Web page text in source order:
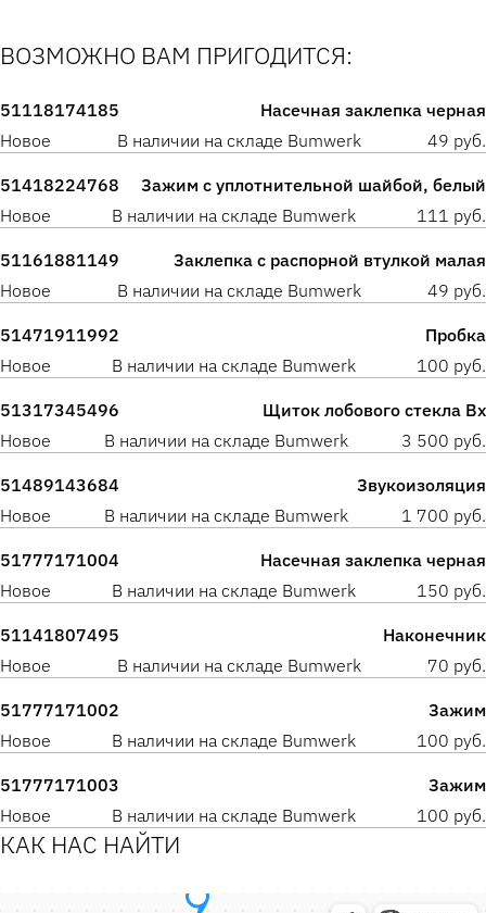
ВОЗМОЖНО ВАМ ПРИГОДИТСЯ:
51118174185
Насечная заклепка черная
Новое
В наличии на складе Bumwerk 49 руб.
51418224768
Зажим с уплотнительной шайбой, белый
Новое
В наличии на складе Bumwerk 111 руб.
51161881149
Заклепка с распорной втулкой малая
Новое
В наличии на складе Bumwerk 49 руб.
51471911992
Пробка
Новое
В наличии на складе Bumwerk 100 руб.
51317345496
Щиток лобового стекла Вх
Новое
В наличии на складе Bumwerk 3 500 руб.
51489143684
Звукоизоляция
Новое
В наличии на складе Bumwerk 1 700 руб.
51777171004
Насечная заклепка черная
Новое
В наличии на складе Bumwerk 150 руб.
51141807495
Наконечник
Новое
В наличии на складе Bumwerk 70 руб.
51777171002
Зажим
Новое
В наличии на складе Bumwerk 100 руб.
51777171003
Зажим
Новое
В наличии на складе Bumwerk 100 руб.
КАК НАС НАЙТИ